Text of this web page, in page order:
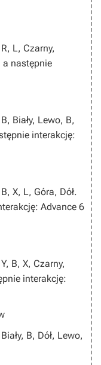
R, L, Czarny,
a następnie
B, Biały, Lewo, B,
interakcję:
B, X, L, Góra, Dół.
Advance 6
Y, B, X, Czarny,
interakcję:
Biały, B, Dół, Lewo,